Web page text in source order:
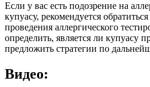
Если у вас есть подозрение на
купуасу, рекомендуется
проведения аллергического
определить, является ли купуасу
предложить стратегии по
Видео: